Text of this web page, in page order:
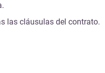
las cláusulas del contrato.